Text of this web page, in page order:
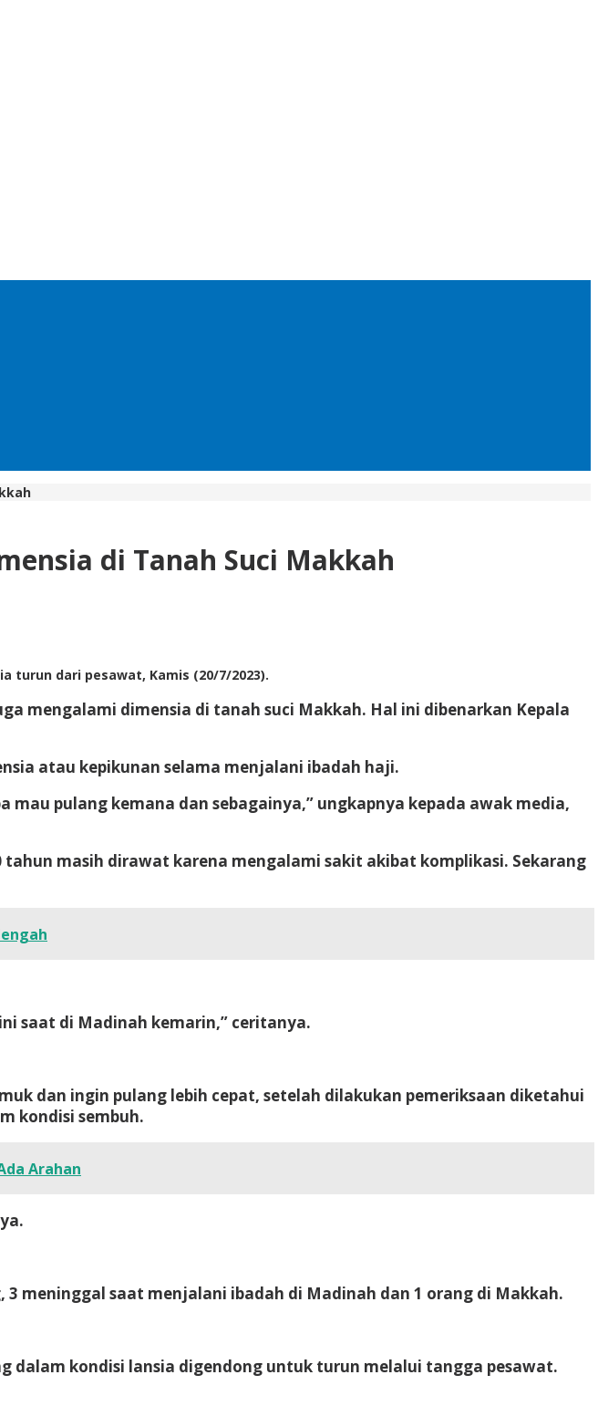
di Tanah Suci Makkah
turun dari pesawat, Kamis (20/7/2023).
mengalami dimensia di tanah suci Makkah. Hal ini dibenarkan Kepala
atau kepikunan selama menjalani ibadah haji.
pulang kemana dan sebagainya,” ungkapnya kepada awak media,
masih dirawat karena mengalami sakit akibat komplikasi. Sekarang
saat di Madinah kemarin,” ceritanya.
dan ingin pulang lebih cepat, setelah dilakukan pemeriksaan diketahui
kondisi sembuh.
Arahan
meninggal saat menjalani ibadah di Madinah dan 1 orang di Makkah.
dalam kondisi lansia digendong untuk turun melalui tangga pesawat.